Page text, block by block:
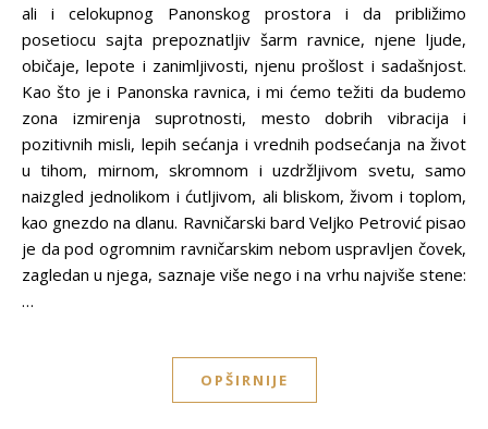
ali i celokupnog Panonskog prostora i da približimo
posetiocu sajta prepoznatljiv šarm ravnice, njene ljude,
običaje, lepote i zanimljivosti, njenu prošlost i sadašnjost.
Kao što je i Panonska ravnica, i mi ćemo težiti da budemo
zona izmirenja suprotnosti, mesto dobrih vibracija i
pozitivnih misli, lepih sećanja i vrednih podsećanja na život
u tihom, mirnom, skromnom i uzdržljivom svetu, samo
naizgled jednolikom i ćutljivom, ali bliskom, živom i toplom,
kao gnezdo na dlanu. Ravničarski bard Veljko Petrović pisao
je da pod ogromnim ravničarskim nebom uspravljen čovek,
zagledan u njega, saznaje više nego i na vrhu najviše stene:
…
OPŠIRNIJE